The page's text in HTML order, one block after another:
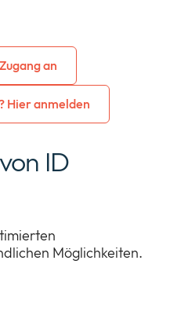
an
Hier anmelden
ID
Möglichkeiten.